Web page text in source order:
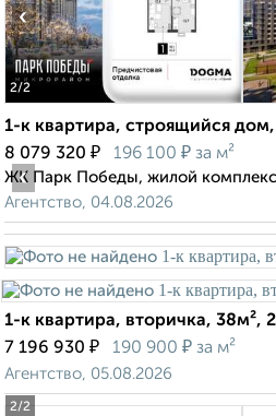
2/2
‹
1-к квартира, строящийся
8 079 320 ₽ 196 100 ₽ за м²
ЖК Парк Победы, жилой
Агентство, 04.08.2026
2/2
‹
1-к квартира, вторичка, 38м²,
7 196 930 ₽ 190 900 ₽ за м²
Агентство, 05.08.2026